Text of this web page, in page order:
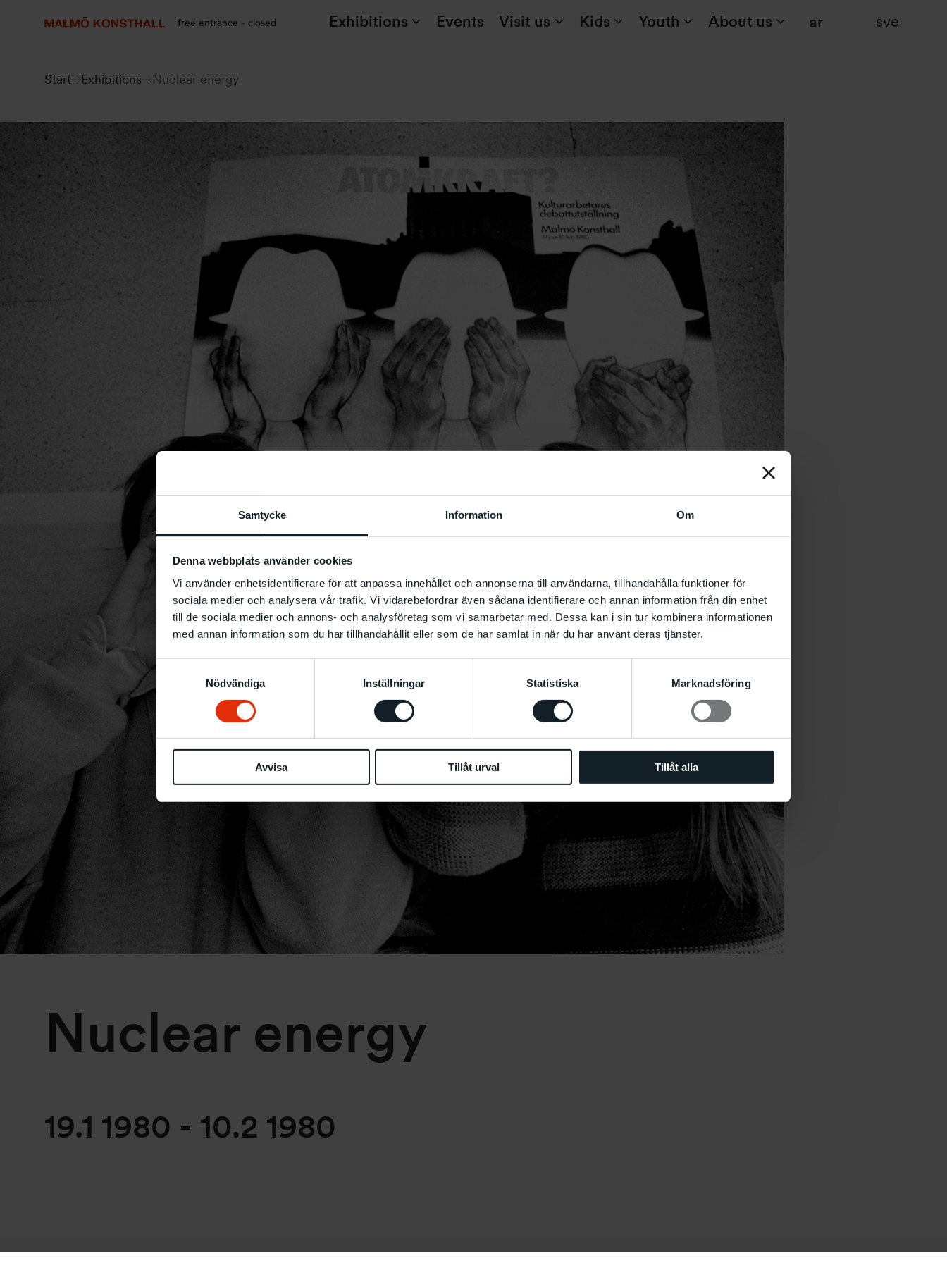
Samtycke Information Om
Denna webbplats använder cookies
Vi använder enhetsidentifierare för att anpassa innehållet och annonserna till användarna, tillhandahålla funktioner för
sociala medier och analysera vår trafik. Vi vidarebefordrar även sådana identifierare och annan information från din enhet
till de sociala medier och annons- och analysföretag som vi samarbetar med. Dessa kan i sin tur kombinera informationen
med annan information som du har tillhandahållit eller som de har samlat in när du har använt deras tjänster.
Samtyckesval
Nödvändiga
Inställningar Statistiska Marknadsföring
Avvisa Tillåt urval Tillåt alla
accessibility
free entrance - closed Exhibitions Events Visit us Kids Youth About us Search sve
Start Exhibitions Nuclear energy
Nuclear energy
19.1 1980 - 10.2 1980